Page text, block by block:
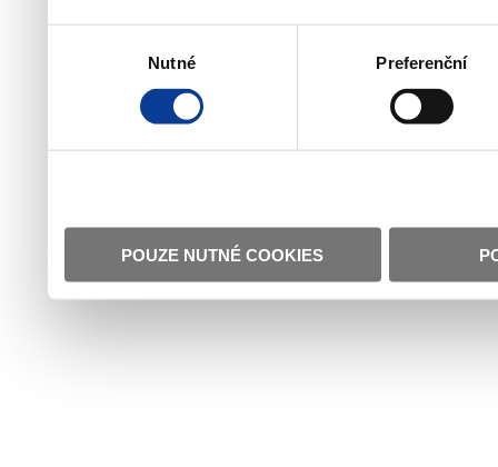
Nutné Preferenční
POUZE NUTNÉ COOKIES